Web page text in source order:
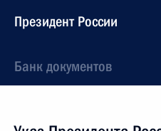
Президент России
Банк документов